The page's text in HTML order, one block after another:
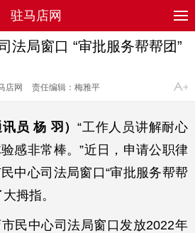
驻马店网
法局窗口 “审批服务帮帮团”
店网 责任编辑：梅雅平
员 杨 羽）“工作人员讲解耐心
感非常棒。”近日，申请公职律
中心司法局窗口“审批服务帮帮
拇指。
民中心司法局窗口发放2022年